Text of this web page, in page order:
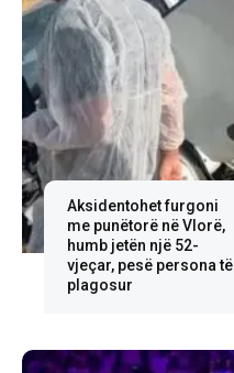
Aksidentohet furgoni
me punëtorë në Vlorë,
humb jetën një 52-
vjeçar, pesë persona të
plagosur